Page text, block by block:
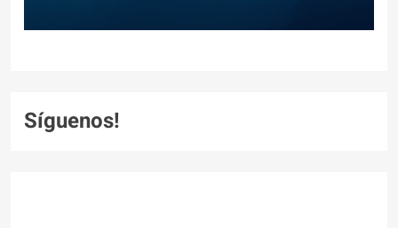
Síguenos!